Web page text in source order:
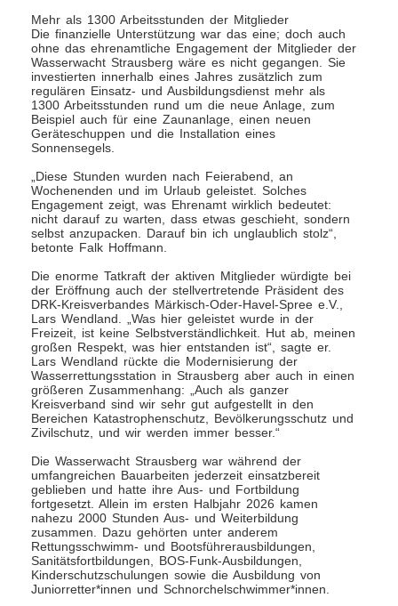
Mehr als 1300 Arbeitsstunden der Mitglieder
Die finanzielle Unterstützung war das eine; doch auch
ohne das ehrenamtliche Engagement der Mitglieder der
Wasserwacht Strausberg wäre es nicht gegangen. Sie
investierten innerhalb eines Jahres zusätzlich zum
regulären Einsatz- und Ausbildungsdienst mehr als
1300 Arbeitsstunden rund um die neue Anlage, zum
Beispiel auch für eine Zaunanlage, einen neuen
Geräteschuppen und die Installation eines
Sonnensegels.
„Diese Stunden wurden nach Feierabend, an
Wochenenden und im Urlaub geleistet. Solches
Engagement zeigt, was Ehrenamt wirklich bedeutet:
nicht darauf zu warten, dass etwas geschieht, sondern
selbst anzupacken. Darauf bin ich unglaublich stolz“,
betonte Falk Hoffmann.
Die enorme Tatkraft der aktiven Mitglieder würdigte bei
der Eröffnung auch der stellvertretende Präsident des
DRK-Kreisverbandes Märkisch-Oder-Havel-Spree e.V.,
Lars Wendland. „Was hier geleistet wurde in der
Freizeit, ist keine Selbstverständlichkeit. Hut ab, meinen
großen Respekt, was hier entstanden ist“, sagte er.
Lars Wendland rückte die Modernisierung der
Wasserrettungsstation in Strausberg aber auch in einen
größeren Zusammenhang: „Auch als ganzer
Kreisverband sind wir sehr gut aufgestellt in den
Bereichen Katastrophenschutz, Bevölkerungsschutz und
Zivilschutz, und wir werden immer besser.“
Die Wasserwacht Strausberg war während der
umfangreichen Bauarbeiten jederzeit einsatzbereit
geblieben und hatte ihre Aus- und Fortbildung
fortgesetzt. Allein im ersten Halbjahr 2026 kamen
nahezu 2000 Stunden Aus- und Weiterbildung
zusammen. Dazu gehörten unter anderem
Rettungsschwimm- und Bootsführerausbildungen,
Sanitätsfortbildungen, BOS-Funk-Ausbildungen,
Kinderschutzschulungen sowie die Ausbildung von
Juniorretter*innen und Schnorchelschwimmer*innen.